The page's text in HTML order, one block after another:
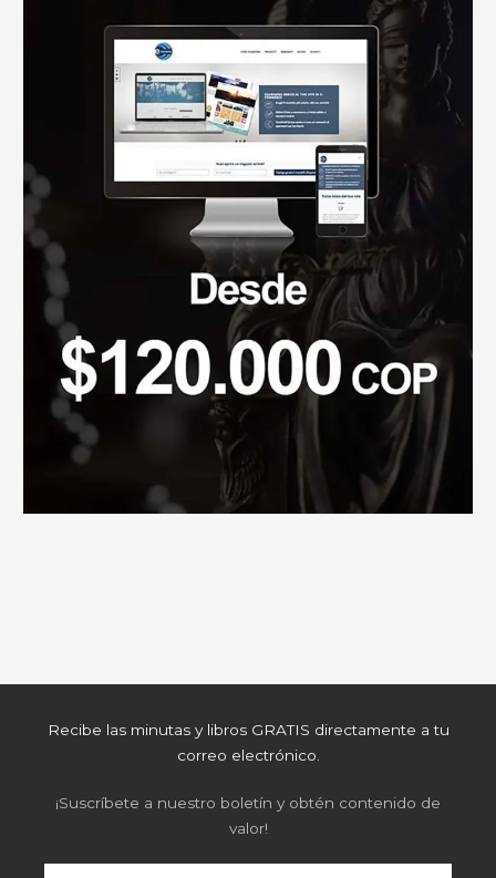
Recibe las minutas y libros GRATIS directamente a tu
correo electrónico.
¡Suscríbete a nuestro boletín y obtén contenido de
valor!